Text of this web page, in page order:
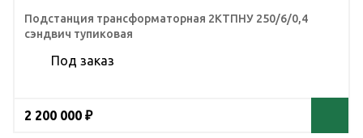
Подстанция трансформаторная 2КТПНУ 250/6/0,4
сэндвич тупиковая
Под заказ
2 200 000 ₽